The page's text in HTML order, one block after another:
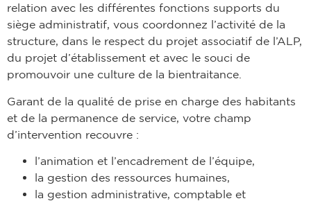
relation avec les différentes fonctions supports du
siège administratif, vous coordonnez l’activité de la
structure, dans le respect du projet associatif de l’ALP,
du projet d’établissement et avec le souci de
promouvoir une culture de la bientraitance.
Garant de la qualité de prise en charge des habitants
et de la permanence de service, votre champ
d’intervention recouvre :
l’animation et l’encadrement de l’équipe,
la gestion des ressources humaines,
la gestion administrative, comptable et